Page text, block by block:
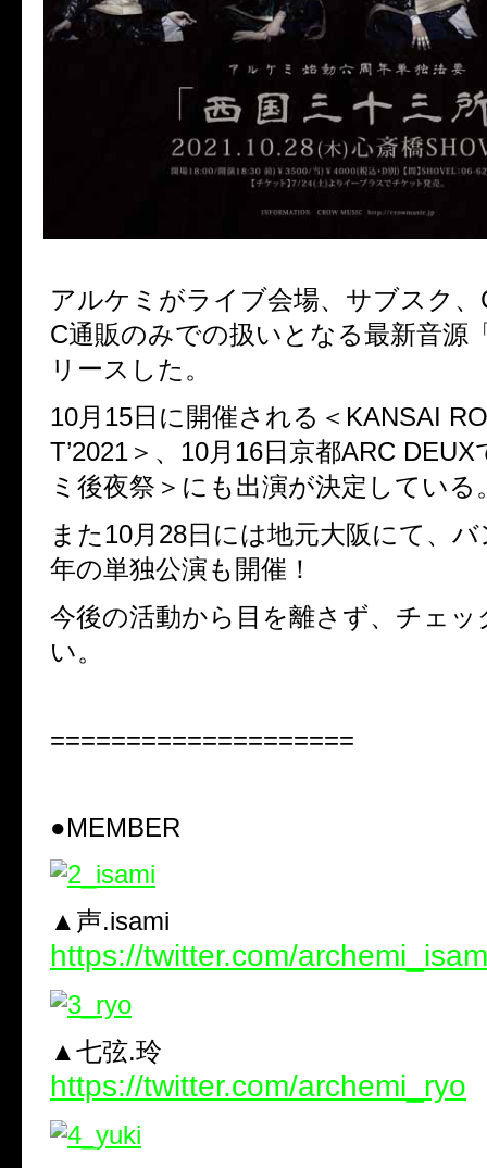
アルケミがライブ会場、サブスク、
C通販のみでの扱いとなる最新音源
リースした。
10月15日に開催される＜KANSAI
T’2021＞、10月16日京都ARC
ミ後夜祭＞にも出演が決定している
また10月28日には地元大阪にて、
年の単独公演も開催！
今後の活動から目を離さず、チェッ
い。
====================
●MEMBER
▲声.isami
https://twitter.com/
▲七弦.玲
https://twitter.com/archemi_ryo